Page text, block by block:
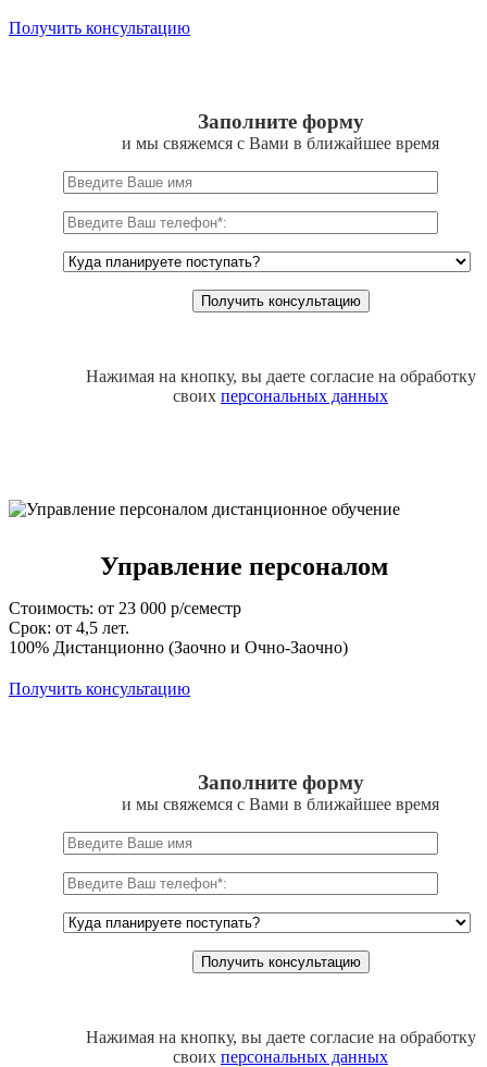
Получить консультацию
Заполните форму
и мы свяжемся с Вами в ближайшее время
Нажимая на кнопку, вы даете согласие на обработку
своих персональных данных
Управление персоналом
Стоимость: от 23 000 р/семестр
Срок: от 4,5 лет.
100% Дистанционно (Заочно и Очно-Заочно)
Получить консультацию
Заполните форму
и мы свяжемся с Вами в ближайшее время
Нажимая на кнопку, вы даете согласие на обработку
своих персональных данных